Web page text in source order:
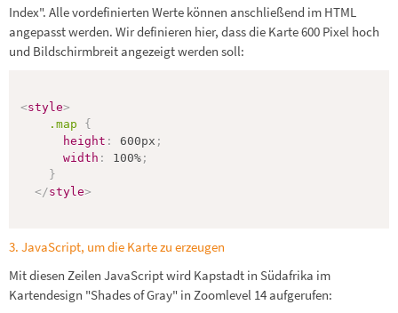
Index". Alle vordefinierten Werte können anschließend im HTML
angepasst werden. Wir definieren hier, dass die Karte 600 Pixel hoch
und Bildschirmbreit angezeigt werden soll:
<style>
.map {
height : 600px ;
width : 100% ;
}
</style>
3. JavaScript, um die Karte zu erzeugen
Mit diesen Zeilen JavaScript wird Kapstadt in Südafrika im
Kartendesign "Shades of Gray" in Zoomlevel 14 aufgerufen: